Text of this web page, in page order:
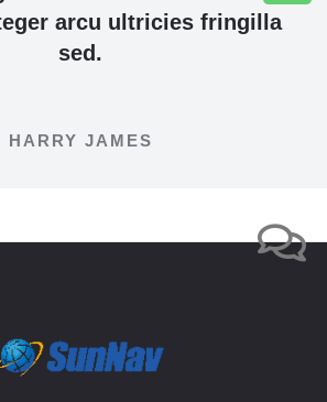
arcu ultricies fringilla
sed.
HARRY JAMES